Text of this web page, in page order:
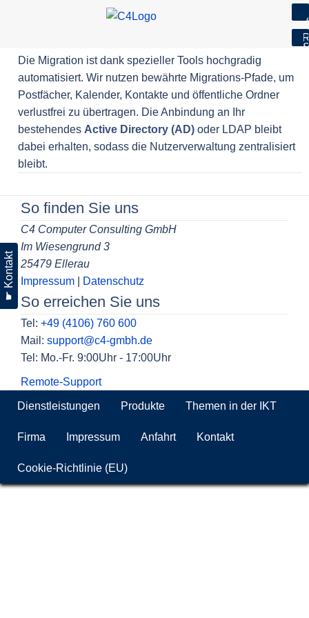
☛ Kontakt
Skip
content
Die Migration ist dank spezieller Tools hochgradig
automatisiert. Wir nutzen bewährte Migrations-Pfade, um
Postfächer, Kalender, Kontakte und öffentliche Ordner
verlustfrei zu übertragen. Die Anbindung an Ihr
bestehendes Active Directory (AD) oder LDAP bleibt
dabei erhalten, sodass die Nutzerverwaltung zentralisiert
bleibt.
So finden Sie uns
C4 Computer Consulting GmbH
Im Wiesengrund 3
25479 Ellerau
Impressum
Datenschutz
So erreichen Sie uns
Tel: +49 (4106) 760 600
Mail: support@c4-gmbh.de
Tel: Mo.-Fr. 9:00Uhr - 17:00Uhr
Remote-Support
Dienstleistungen Produkte Themen in der IKT
Firma Impressum Anfahrt Kontakt
Cookie-Richtlinie (EU)